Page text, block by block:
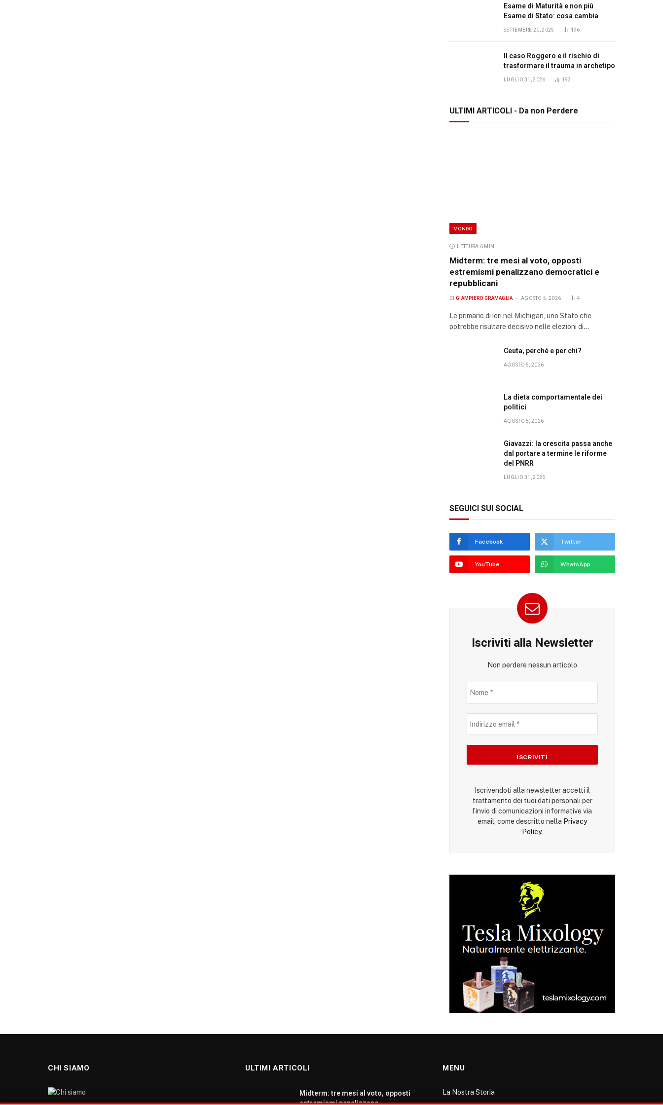
Esame di Maturità e non più
Esame di Stato: cosa cambia
SETTEMBRE 20, 2025 196
Il caso Roggero e il rischio di
trasformare il trauma in archetipo
LUGLIO 31, 2026 193
ULTIMI ARTICOLI - Da non Perdere
MONDO
LETTURA 6 MIN.
Midterm: tre mesi al voto, opposti
estremismi penalizzano democratici e
repubblicani
DI GIAMPIERO GRAMAGLIA AGOSTO 5, 2026 4
Le primarie di ieri nel Michigan, uno Stato che
potrebbe risultare decisivo nelle elezioni di…
Ceuta, perché e per chi?
AGOSTO 5, 2026
La dieta comportamentale dei
politici
AGOSTO 5, 2026
Giavazzi: la crescita passa anche
dal portare a termine le riforme
del PNRR
LUGLIO 31, 2026
SEGUICI SUI SOCIAL
Facebook Twitter
YouTube WhatsApp
Iscriviti alla Newsletter
Non perdere nessun articolo
Iscrivendoti alla newsletter accetti il
trattamento dei tuoi dati personali per
l’invio di comunicazioni informative via
email, come descritto nella Privacy
Policy.
CHI SIAMO ULTIMI ARTICOLI
Midterm: tre mesi al voto, opposti
estremismi penalizzano
MENU
La Nostra Storia